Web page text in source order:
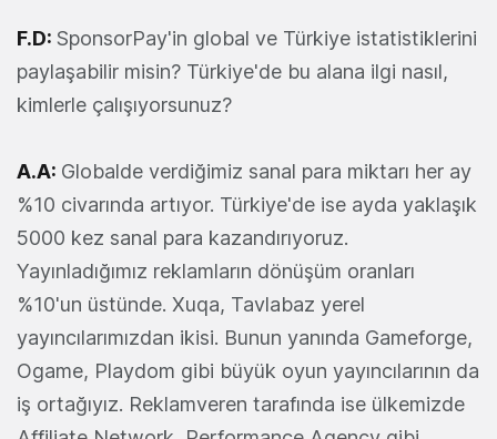
F.D: SponsorPay'in global ve Türkiye istatistiklerini
paylaşabilir misin? Türkiye'de bu alana ilgi nasıl,
kimlerle çalışıyorsunuz?
A.A: Globalde verdiğimiz sanal para miktarı her ay
%10 civarında artıyor. Türkiye'de ise ayda yaklaşık
5000 kez sanal para kazandırıyoruz.
Yayınladığımız reklamların dönüşüm oranları
%10'un üstünde. Xuqa, Tavlabaz yerel
yayıncılarımızdan ikisi. Bunun yanında Gameforge,
Ogame, Playdom gibi büyük oyun yayıncılarının da
iş ortağıyız. Reklamveren tarafında ise ülkemizde